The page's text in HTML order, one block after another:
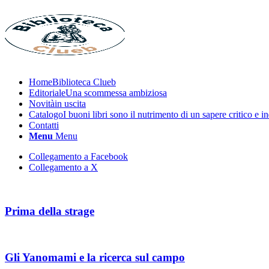
HomeBiblioteca Clueb
EditorialeUna scommessa ambiziosa
Novitàin uscita
CatalogoI buoni libri sono il nutrimento di un sapere critico e
Contatti
Menu Menu
Collegamento a Facebook
Collegamento a X
Prima della strage
Gli Yanomami e la ricerca sul campo